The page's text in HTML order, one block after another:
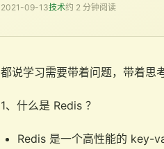
2021-09-13技术约 2 分钟阅读
都说学习需要带着问题，带着思
1、什么是 Redis ？
Redis 是一个高性能的 key-